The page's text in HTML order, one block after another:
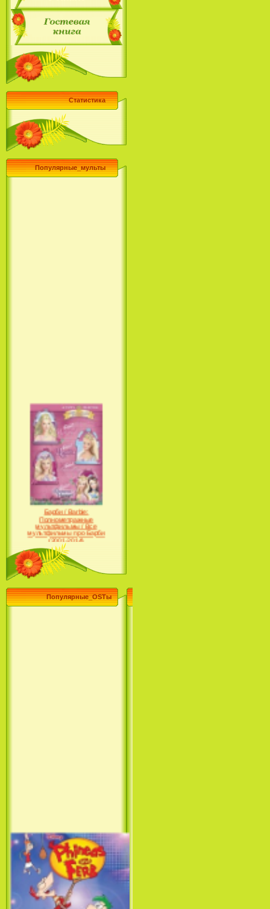
Статистика
Популярные_мульты
Барби / Barbie:
Полнометражные
мультфильмы / Все
мультфильмы про Барби
(2001-2014)
Фархат: Принц Персии /
Популярные_OSTы